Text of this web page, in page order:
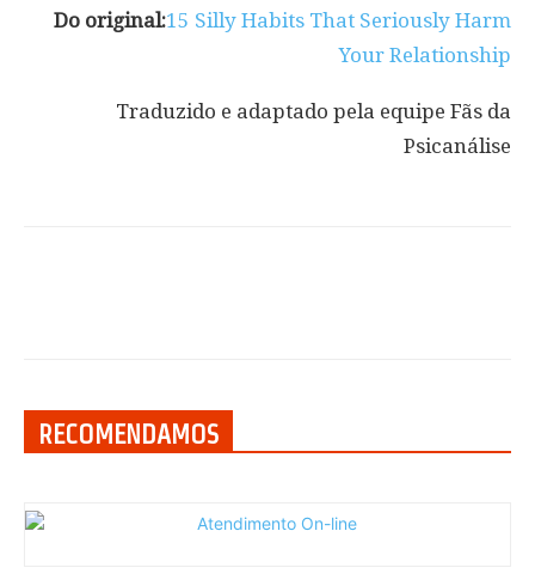
Do original:15 Silly Habits That Seriously Harm
Your Relationship
Traduzido e adaptado pela equipe Fãs da
Psicanálise
RECOMENDAMOS